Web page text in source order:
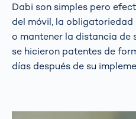
Dabi son simples pero
del móvil, la
o mantener la distancia de
se hicieron patentes de
días después de su